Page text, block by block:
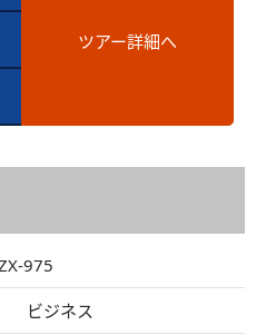
ツアー詳細へ
975
ビジネス